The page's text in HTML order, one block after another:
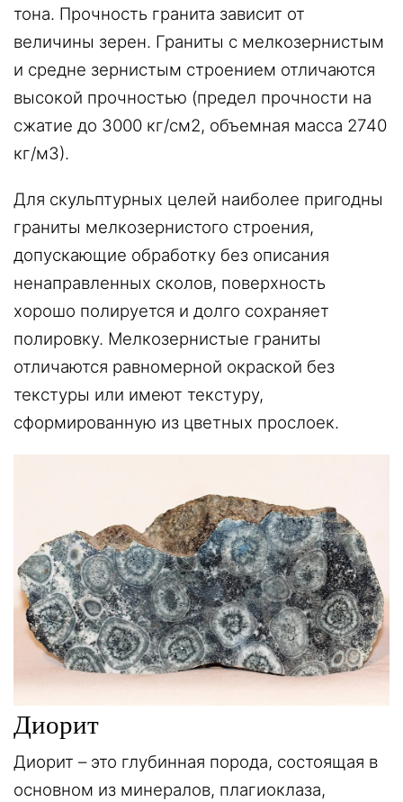
тона. Прочность гранита зависит от
величины зерен. Граниты с мелкозернистым
и средне зернистым строением отличаются
высокой прочностью (предел прочности на
сжатие до 3000 кг/см2, объемная масса 2740
кг/м3).
Для скульптурных целей наиболее пригодны
граниты мелкозернистого строения,
допускающие обработку без описания
ненаправленных сколов, поверхность
хорошо полируется и долго сохраняет
полировку. Мелкозернистые граниты
отличаются равномерной окраской без
текстуры или имеют текстуру,
сформированную из цветных прослоек.
Диорит
Диорит – это глубинная порода, состоящая в
основном из минералов, плагиоклаза,